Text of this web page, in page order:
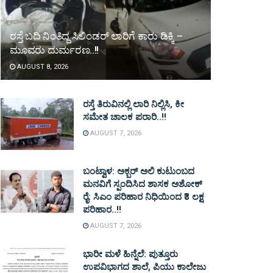
ರಸ್ತೆ ಬದಿ ನಿಂತಿದ್ದ ಸಿಲಿಂಡರ್ ಲಾರಿಗೆ ಕಾರು ಡಿಕ್ಕಿ –
ಮೂವರು ದುರ್ಮರಣ..!!
AUGUST 8, 2026
ರಸ್ತೆ ತಿರುವಿನಲ್ಲಿ ಲಾರಿ ನಿಲ್ಲಿಸಿ, ಕೀ
ಸಮೇತ ಚಾಲಕ ಪರಾರಿ..!!
AUGUST 7, 2026
ಬಂಟ್ವಾಳ: ಅಕ್ಬರ್ ಅಲಿ ಕುಟುಂಬದ
ಮನವಿಗೆ ಸ್ಪಂದಿಸಿದ ಶಾಸಕ ಅಶೋಕ್
ರೈ: ಸಿಎಂ ಪರಿಹಾರ ನಿಧಿಯಿಂದ ₹3 ಲಕ್ಷ
ಪರಿಹಾರ..!!
AUGUST 7, 2026
ಭಾರೀ ಮಳೆ ಹಿನ್ನೆಲೆ: ಪುತ್ತೂರು
ಉಪವಿಭಾಗದ ಶಾಲೆ, ಪಿಯು ಕಾಲೇಜು